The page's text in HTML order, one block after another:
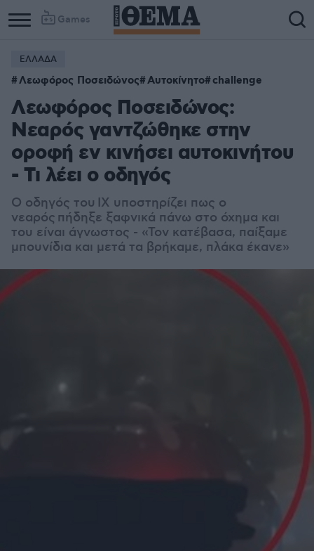
Games
Column
1
Column
2
ΕΛΛΑΔΑ
Λεωφόρος Ποσειδώνος Αυτοκίνητο challenge
Λεωφόρος Ποσειδώνος:
Νεαρός γαντζώθηκε στην
οροφή εν κινήσει αυτοκινήτου
- Τι λέει ο οδηγός
Ο οδηγός του ΙΧ υποστηρίζει πως ο
νεαρός πήδηξε ξαφνικά πάνω στο όχημα και
του είναι άγνωστος - «Τον κατέβασα, παίξαμε
μπουνίδια και μετά τα βρήκαμε, πλάκα έκανε»